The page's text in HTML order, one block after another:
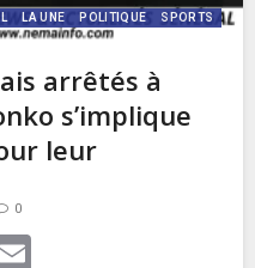
LA UNE POLITIQUE SPORTS
arrêtés à
s’implique
leur
0